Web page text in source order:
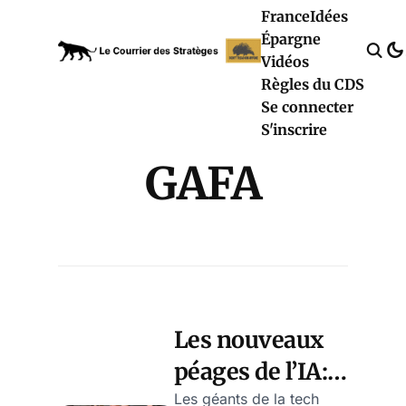
FranceIdées
Épargne
Vidéos
Règles du CDS
Se connecter
S'inscrire
GAFA
Les nouveaux
péages de l’IA:
Les géants de la tech